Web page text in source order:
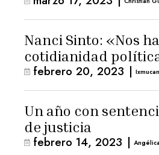
Nanci Sinto: «Nos
cotidianidad
febrero 20, 2023 |
Un año con
de justicia
febrero 14, 2023 |